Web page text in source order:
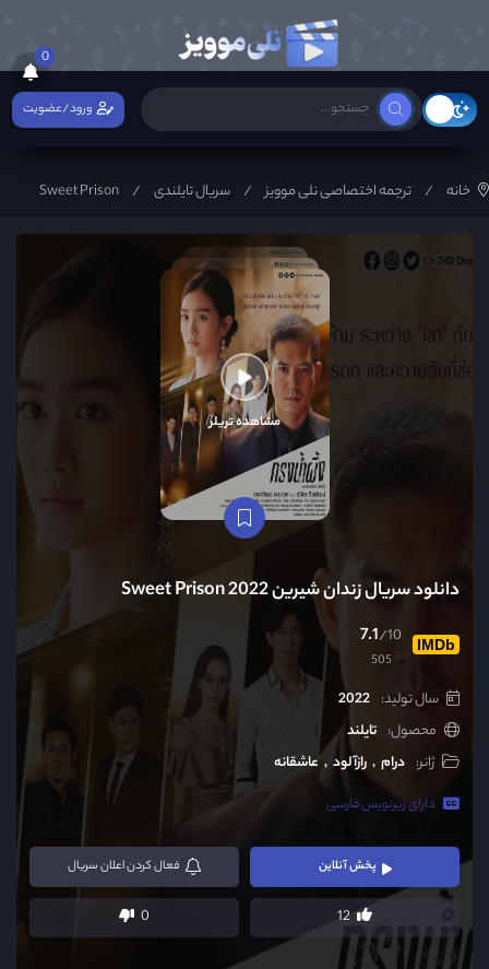
0
ورود/عضویت
خانه ترجمه اختصاصی نلی موویز سریال تایلندی Sweet Prison
مشاهده تریلر
دانلود سریال زندان شیرین Sweet Prison 2022
IMDb
7.1/10
505
سال تولید: 2022
محصول: تایلند
ژانر: درام رازآلود عاشقانه
دارای زیرنویس فارسی
پخش آنلاین فعالکردن اعلان سریال
12
0